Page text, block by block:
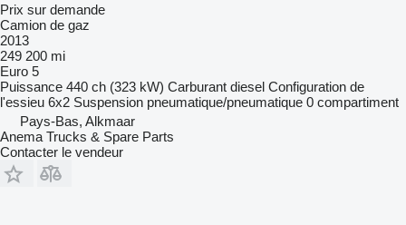
Prix sur demande
Camion de gaz
2013
249 200 mi
Euro 5
Puissance 440 ch (323 kW) Carburant diesel Configuration de
l'essieu 6x2 Suspension pneumatique/pneumatique 0 compartiment
Pays-Bas, Alkmaar
Anema Trucks & Spare Parts
Contacter le vendeur